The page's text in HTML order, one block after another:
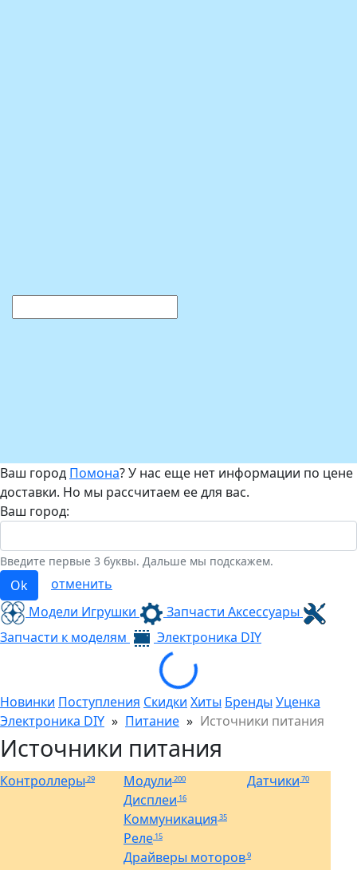
Ваш город Помона? У нас еще нет информации по цене
доставки. Но мы рассчитаем ее для вас.
Ваш город:
Введите первые 3 буквы. Дальше мы подскажем.
Ok
отменить
Модели Игрушки
Запчасти Аксессуары
Запчасти к моделям
Электроника DIY
Loading...
Новинки Поступления Скидки Хиты Бренды Уценка
Электроника DIY » Питание » Источники питания
Источники питания
Контроллеры 29 Модули 200 Датчики 70
Дисплеи 16
Коммуникация 35
Реле 15
Драйверы моторов9